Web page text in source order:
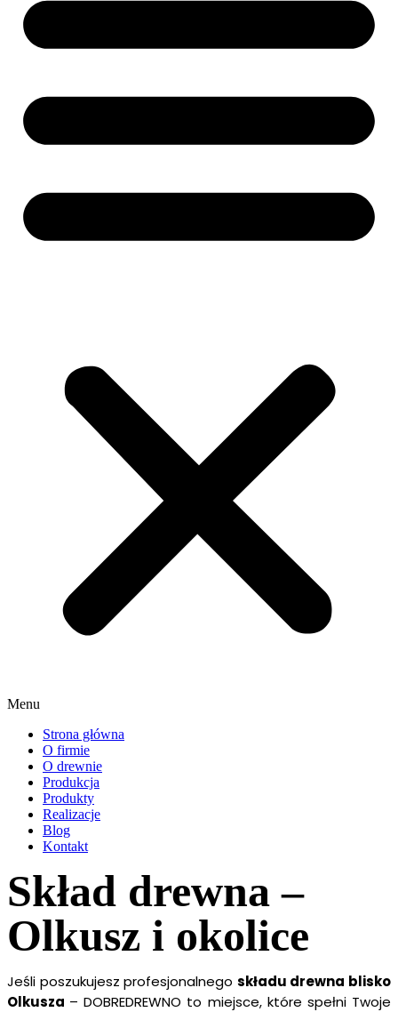
Menu
Strona główna
O firmie
O drewnie
Produkcja
Produkty
Realizacje
Blog
Kontakt
Skład drewna –
Olkusz i okolice
Jeśli poszukujesz profesjonalnego składu drewna blisko
Olkusza – DOBREDREWNO to miejsce, które spełni Twoje